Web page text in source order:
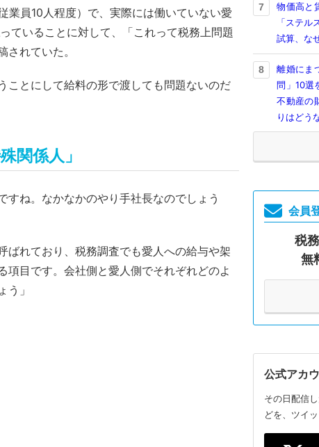
業員10人程度）で、実際には働いていない愛
ていることに対して、「これって税務上問題
れていた。
ことにして給料の形で渡しても問題ないのだ
関係人」
すね。なかなかのやり手社長なのでしょう
ばれており、税務調査でも愛人への給与や架
項目です。会社側と愛人側でそれぞれどのよ
う」
7
物価高と
「ステル
試算、な
8
離婚にま
問」10選
不動産の
りはどう
会員
税
無
公式アカ
その日配信
どを、ツイ